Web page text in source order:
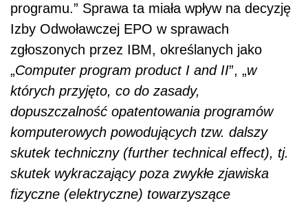
programu.” Sprawa ta miała wpływ na decyzję
Izby Odwoławczej EPO w sprawach
zgłoszonych przez IBM, określanych jako
„Computer program product I and II”, „w
których przyjęto, co do zasady,
dopuszczalność opatentowania programów
komputerowych powodujących tzw. dalszy
skutek techniczny (further technical effect), tj.
skutek wykraczający poza zwykłe zjawiska
fizyczne (elektryczne) towarzyszące